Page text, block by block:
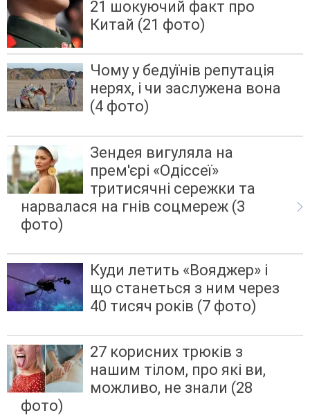
21 шокуючий факт про
Китай (21 фото)
Чому у бедуїнів репутація
нерях, і чи заслужена вона
(4 фото)
Зендея вигуляла на
прем'єрі «Одіссеї»
тритисячні сережки та
нарвалася на гнів соцмереж (3
фото)
Куди летить «Вояджер» і
що станеться з ним через
40 тисяч років (7 фото)
27 корисних трюків з
нашим тілом, про які ви,
можливо, не знали (28
фото)